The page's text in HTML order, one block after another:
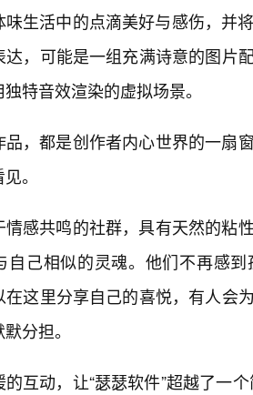
味生活中的点滴美好与感伤，并
达，可能是一组充满诗意的图片
特音效渲染的虚拟场景。
品，都是创作者内心世界的一扇
。
情感共鸣的社群，具有天然的粘
自己相似的灵魂。他们不再感
这里分享自己的喜悦，有人会
分担。
互动，让“瑟瑟软件”超越了一